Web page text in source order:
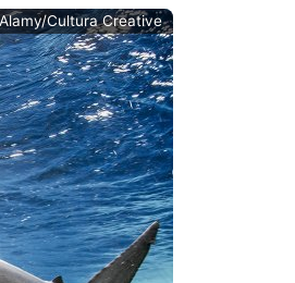
Cultura Creative